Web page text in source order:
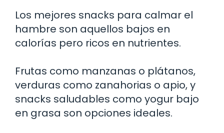
Los mejores snacks para calmar el
hambre son aquellos bajos en
calorías pero ricos en nutrientes.
Frutas como manzanas o plátanos,
verduras como zanahorias o apio, y
snacks saludables como yogur bajo
en grasa son opciones ideales.